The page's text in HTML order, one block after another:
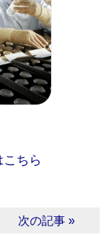
ちら
次の記事 »